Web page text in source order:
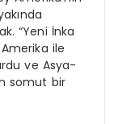
“Yeni İnka
ile
ve Asya-
somut bir